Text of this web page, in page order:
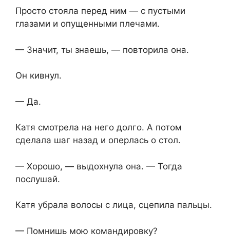
Просто стояла перед ним — с пустыми
глазами и опущенными плечами.
— Значит, ты знаешь, — повторила она.
Он кивнул.
— Да.
Катя смотрела на него долго. А потом
сделала шаг назад и оперлась о стол.
— Хорошо, — выдохнула она. — Тогда
послушай.
Катя убрала волосы с лица, сцепила пальцы.
— Помнишь мою командировку?